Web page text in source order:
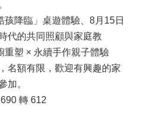
降臨」桌遊體驗、8月15日
代的共同照顧與家庭教
重塑 × 永續手作親子體驗
名額有限，歡迎有興趣的家
加。
轉 612